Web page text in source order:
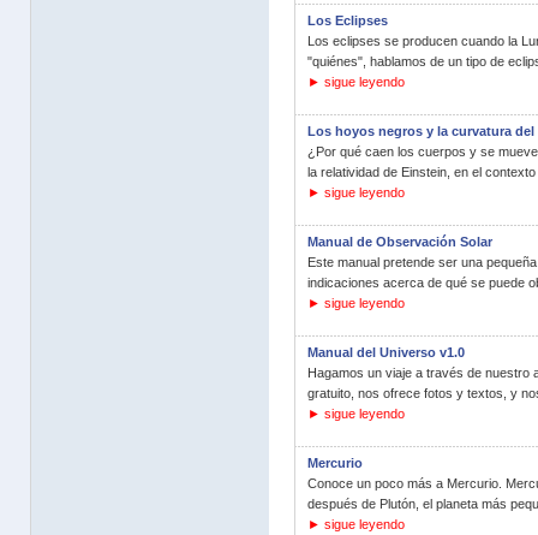
Los Eclipses
Los eclipses se producen cuando la
"quiénes", hablamos de un tipo de
► sigue leyendo
Los hoyos negros y la curvatura
¿Por qué caen los cuerpos y se
la relatividad de Einstein, en el
► sigue leyendo
Manual de Observación Solar
Este manual pretende ser una
indicaciones acerca de qué se puede
► sigue leyendo
Manual del Universo v1.0
Hagamos un viaje a través de nuestro
gratuito, nos ofrece fotos y textos, y
► sigue leyendo
Mercurio
Conoce un poco más a Mercurio.
después de Plutón, el planeta más
► sigue leyendo